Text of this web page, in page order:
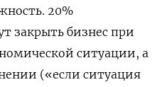
20%
закрыть бизнес при
ситуации, а
(«если ситуация